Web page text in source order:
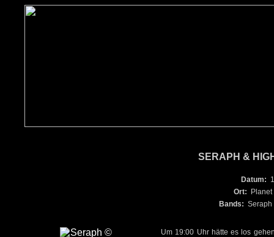
SERAPH &
Datum:
Ort:
Bands: Seraph
Um 19:00 Uhr hätte es los